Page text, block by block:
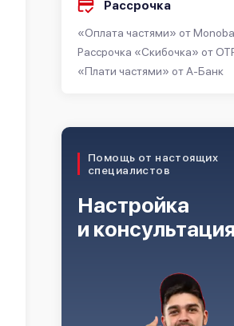
Рассрочка
«Оплата частями» от
Рассрочка «Скибочка» от
«Плати частями» от А-Банк
Помощь от настоящих
специалистов
Настройка
и консультация